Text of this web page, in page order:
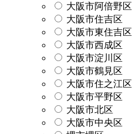
大阪市阿倍野区
大阪市住吉区
大阪市東住吉区
大阪市西成区
大阪市淀川区
大阪市鶴見区
大阪市住之江区
大阪市平野区
大阪市北区
大阪市中央区